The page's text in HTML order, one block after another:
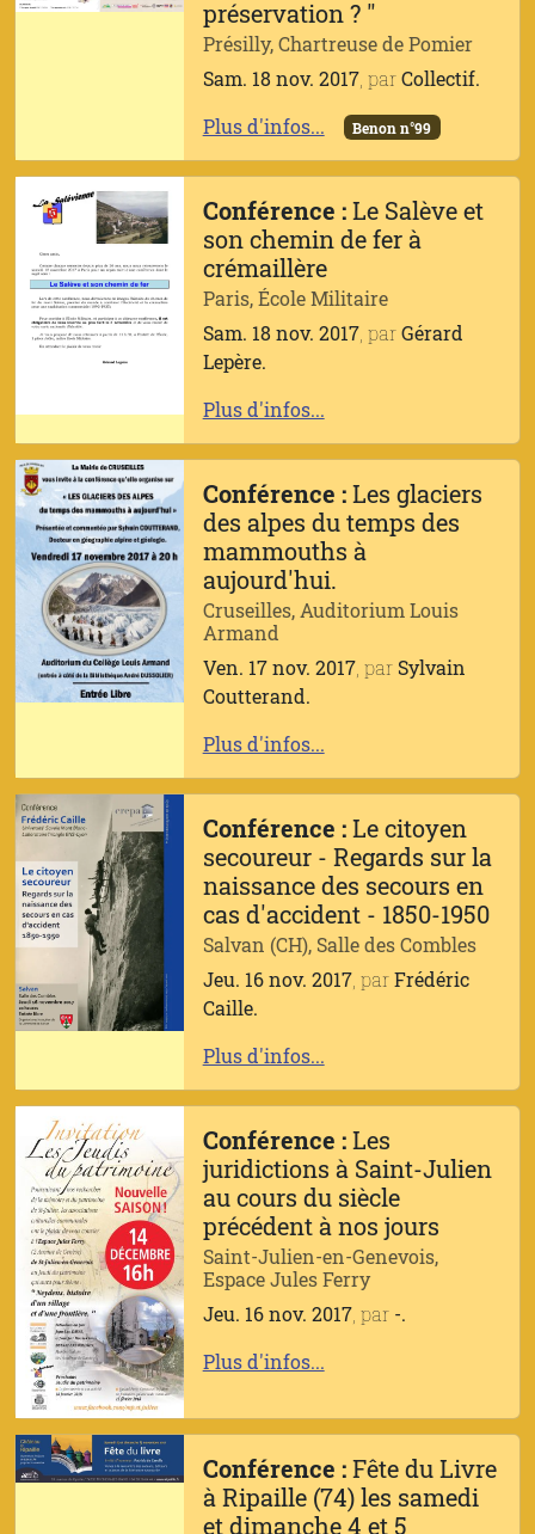
préservation ? "
Présilly, Chartreuse de Pomier
Sam. 18 nov. 2017, parCollectif.
Plus d'infos...
Benon n°99
Conférence :Le Salève et
son chemin de fer à
crémaillère
Paris, École Militaire
Sam. 18 nov. 2017, parGérard
Lepère.
Plus d'infos...
Conférence :Les glaciers
des alpes du temps des
mammouths à
aujourd'hui.
Cruseilles, Auditorium Louis
Armand
Ven. 17 nov. 2017, par Sylvain
Coutterand.
Plus d'infos...
Conférence :Le citoyen
secoureur - Regards sur la
naissance des secours en
cas d'accident - 1850-1950
Salvan (CH), Salle des Combles
Jeu. 16 nov. 2017, parFrédéric
Caille.
Plus d'infos...
Conférence :Les
juridictions à Saint-Julien
au cours du siècle
précédent à nos jours
Saint-Julien-en-Genevois,
Espace Jules Ferry
Jeu. 16 nov. 2017, par -.
Plus d'infos...
Conférence :Fête du Livre
à Ripaille (74) les samedi
et dimanche 4 et 5